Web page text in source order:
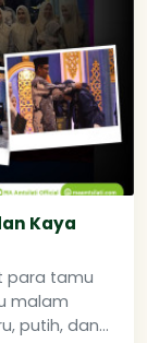
Kaya
para tamu
malam
putih, dan...